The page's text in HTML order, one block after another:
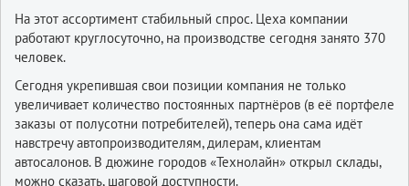
На этот ассортимент стабильный спрос. Цеха компании
работают круглосуточно, на производстве сегодня занято 370
человек.
Сегодня укрепившая свои позиции компания не только
увеличивает количество постоянных партнёров (в её портфеле
заказы от полусотни потребителей), теперь она сама идёт
навстречу автопроизводителям, дилерам, клиентам
автосалонов. В дюжине городов «Технолайн» открыл склады,
можно сказать, шаговой доступности.